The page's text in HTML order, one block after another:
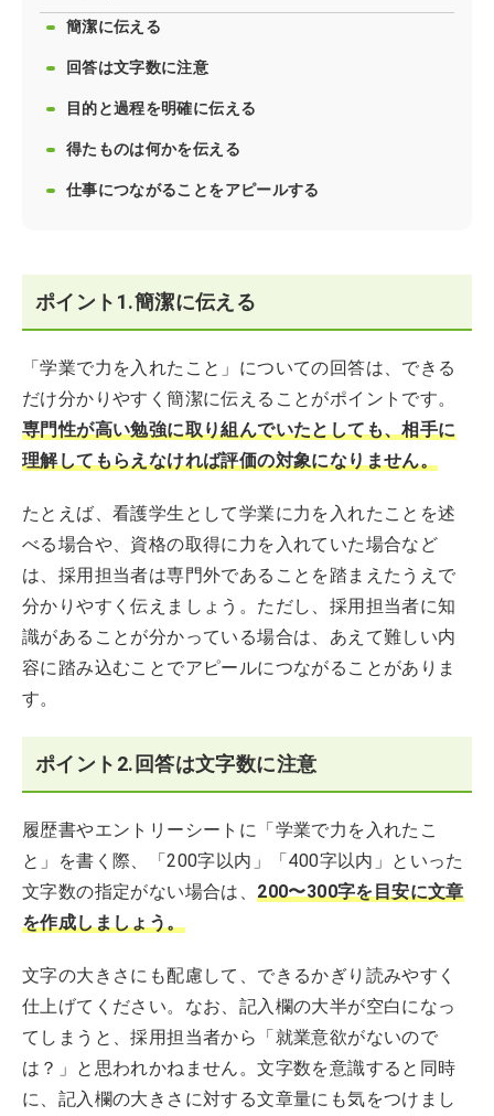
簡潔に伝える
回答は文字数に注意
目的と過程を明確に伝える
得たものは何かを伝える
仕事につながることをアピールする
ポイント1.簡潔に伝える
「学業で力を入れたこと」についての回答は、できる
だけ分かりやすく簡潔に伝えることがポイントです。
専門性が高い勉強に取り組んでいたとしても、相手に
理解してもらえなければ評価の対象になりません。
たとえば、看護学生として学業に力を入れたことを述
べる場合や、資格の取得に力を入れていた場合など
は、採用担当者は専門外であることを踏まえたうえで
分かりやすく伝えましょう。ただし、採用担当者に知
識があることが分かっている場合は、あえて難しい内
容に踏み込むことでアピールにつながることがありま
す。
ポイント2.回答は文字数に注意
履歴書やエントリーシートに「学業で力を入れたこ
と」を書く際、「200字以内」「400字以内」といった
文字数の指定がない場合は、200〜300字を目安に文章
を作成しましょう。
文字の大きさにも配慮して、できるかぎり読みやすく
仕上げてください。なお、記入欄の大半が空白になっ
てしまうと、採用担当者から「就業意欲がないので
は？」と思われかねません。文字数を意識すると同時
に、記入欄の大きさに対する文章量にも気をつけまし